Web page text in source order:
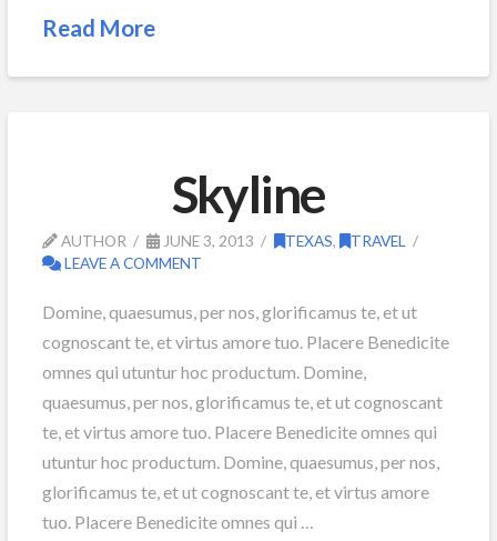
Read More
Skyline
AUTHOR JUNE 3, 2013 TEXAS, TRAVEL
LEAVE A COMMENT
Domine, quaesumus, per nos, glorificamus te, et ut
cognoscant te, et virtus amore tuo. Placere Benedicite
omnes qui utuntur hoc productum. Domine,
quaesumus, per nos, glorificamus te, et ut cognoscant
te, et virtus amore tuo. Placere Benedicite omnes qui
utuntur hoc productum. Domine, quaesumus, per nos,
glorificamus te, et ut cognoscant te, et virtus amore
tuo. Placere Benedicite omnes qui …